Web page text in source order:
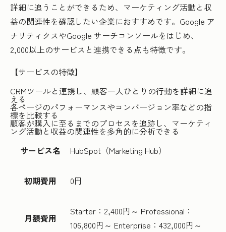
詳細に追うことができるため、マーケティング活動と収
益の関連性を確認したい企業におすすめです。Google ア
ナリティクスやGoogle サーチコンソールをはじめ、
2,000以上のサービスと連携できる点も特徴です。
【サービスの特徴】
CRMツールと連携し、顧客一人ひとりの行動を詳細に追
える
各ページのパフォーマンスやコンバージョン率などの指
標を比較する
顧客が購入に至るまでのプロセスを追跡し、マーケティ
ング活動と収益の関連性を多角的に分析できる
サービス名
HubSpot（Marketing Hub）
初期費用 0円
月額費用
Starter：2,400円～ Professional：
106,800円～ Enterprise：432,000円～